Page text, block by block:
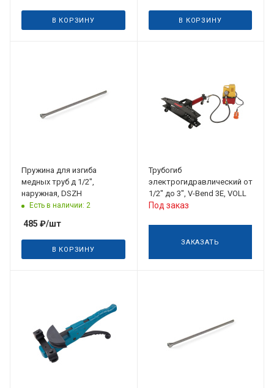
В КОРЗИНУ В КОРЗИНУ
Пружина для изгиба
медных труб д 1/2",
наружная, DSZH
Есть в наличии: 2
485 ₽/шт
В КОРЗИНУ
Трубогиб
электрогидравлический от
1/2" до 3", V-Bend 3E, VOLL
Под заказ
ЗАКАЗАТЬ